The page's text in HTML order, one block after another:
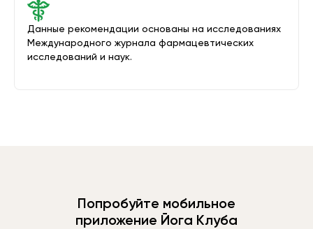
Данные рекомендации основаны на исследованиях
Международного журнала фармацевтических
исследований и наук.
Попробуйте мобильное
приложение Йога Клуба